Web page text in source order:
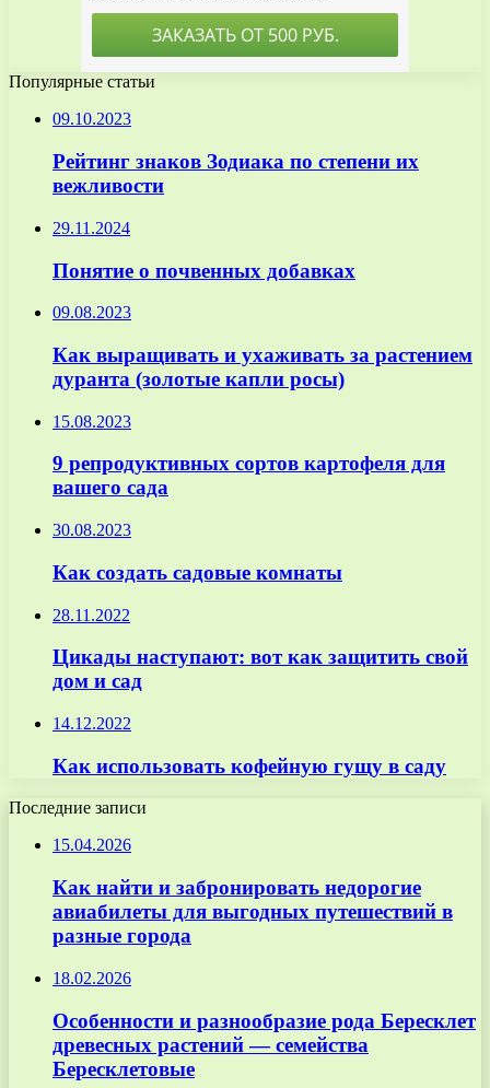
Популярные статьи
09.10.2023
Рейтинг знаков Зодиака по степени их
вежливости
29.11.2024
Понятие о почвенных добавках
09.08.2023
Как выращивать и ухаживать за растением
дуранта (золотые капли росы)
15.08.2023
9 репродуктивных сортов картофеля для
вашего сада
30.08.2023
Как создать садовые комнаты
28.11.2022
Цикады наступают: вот как защитить свой
дом и сад
14.12.2022
Как использовать кофейную гущу в саду
Последние записи
15.04.2026
Как найти и забронировать недорогие
авиабилеты для выгодных путешествий в
разные города
18.02.2026
Особенности и разнообразие рода Бересклет
древесных растений — семейства
Бересклетовые